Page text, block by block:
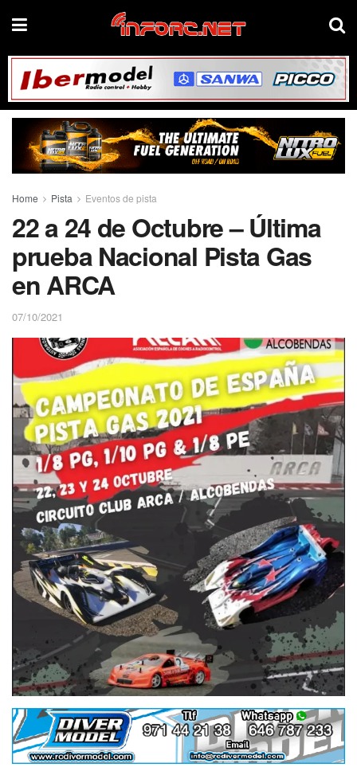
Home Pista Eventos de pista
22 a 24 de Octubre – Última
prueba Nacional Pista Gas
en ARCA
07/10/2021